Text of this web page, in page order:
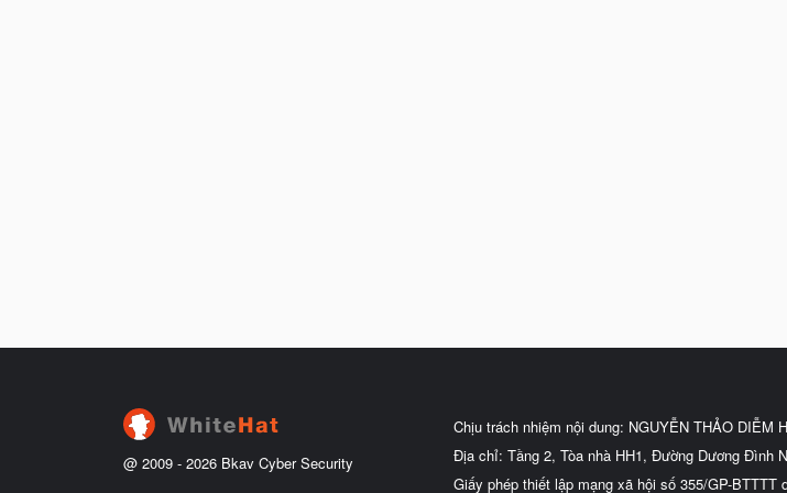
@ 2009 - 2026 Bkav Cyber Security
Chịu trách nhiệm nội dung: NGUYỄN THẢO DIỄM
Địa chỉ: Tầng 2, Tòa nhà HH1, Đường Dương Đình
Giấy phép thiết lập mạng xã hội số 355/GP-